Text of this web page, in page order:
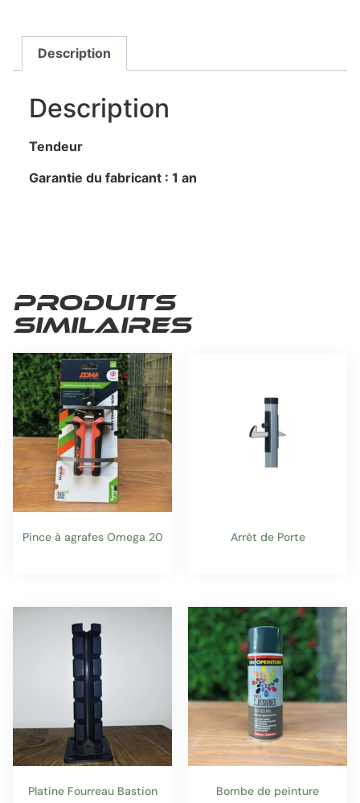
Description
Description
Tendeur
Garantie du fabricant : 1 an
Produits
similaires
Pince à agrafes Omega 20 Arrêt de Porte
Platine Fourreau Bastion Bombe de peinture